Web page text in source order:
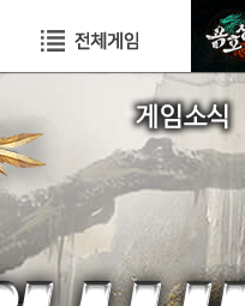
공지사항
이벤트
GM TIP
STORY